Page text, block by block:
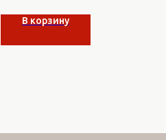
В корзину